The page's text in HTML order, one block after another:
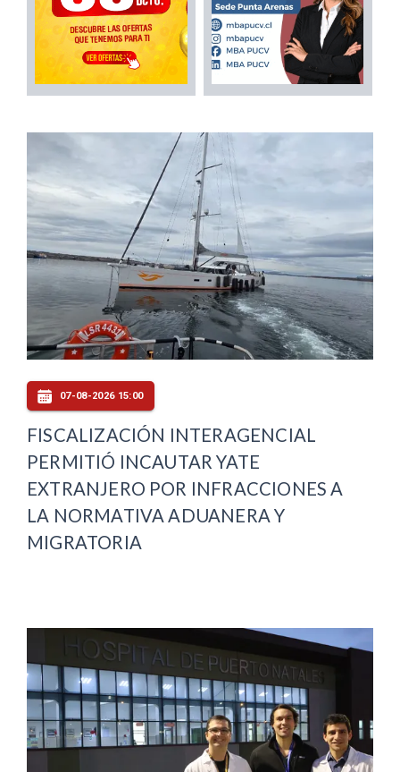
07-08-2026 15:00
FISCALIZACIÓN INTERAGENCIAL
PERMITIÓ INCAUTAR YATE
EXTRANJERO POR INFRACCIONES A
LA NORMATIVA ADUANERA Y
MIGRATORIA